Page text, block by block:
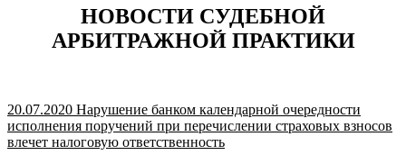
НОВОСТИ СУДЕБНОЙ
АРБИТРАЖНОЙ ПРАКТИКИ
20.07.2020 Нарушение банком календарной очередности
исполнения поручений при перечислении страховых взносов
влечет налоговую ответственность